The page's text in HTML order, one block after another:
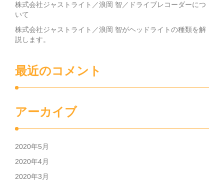
株式会社ジャストライト／浪岡 智／ドライブレコーダーにつ
いて
株式会社ジャストライト／浪岡 智がヘッドライトの種類を解
説します。
最近のコメント
アーカイブ
2020年5月
2020年4月
2020年3月